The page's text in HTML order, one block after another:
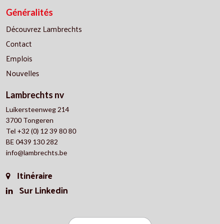
Généralités
Découvrez Lambrechts
Contact
Emplois
Nouvelles
Lambrechts nv
Luikersteenweg 214
3700 Tongeren
Tel +32 (0) 12 39 80 80
BE 0439 130 282
info@lambrechts.be
Itinéraire
Sur Linkedin